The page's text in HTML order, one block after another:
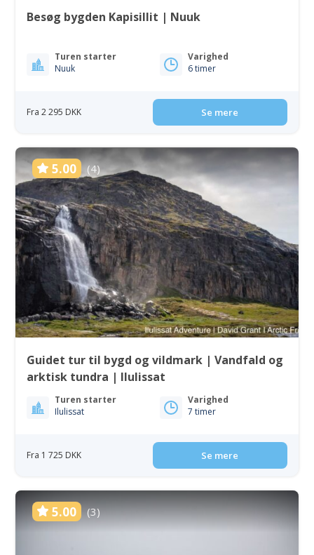
Besøg bygden Kapisillit | Nuuk
Turen starter
Nuuk
Varighed
6 timer
Fra 2 295 DKK Se mere
5.00 (4)
Guidet tur til bygd og vildmark | Vandfald og
arktisk tundra | Ilulissat
Turen starter
Ilulissat
Varighed
7 timer
Fra 1 725 DKK Se mere
5.00 (3)